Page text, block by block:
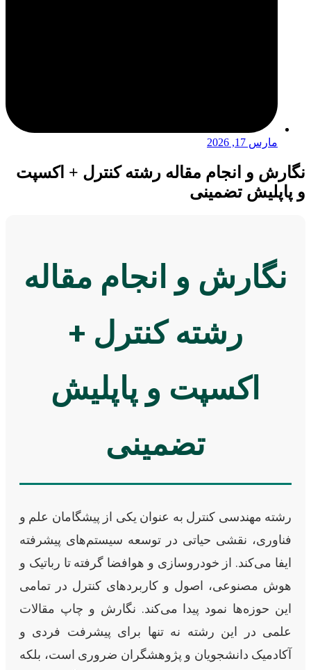
مارس 17, 2026
نگارش و انجام مقاله رشته کنترل + اکسپت
و پاپلیش تضمینی
نگارش و انجام مقاله
رشته کنترل +
اکسپت و پاپلیش
تضمینی
رشته مهندسی کنترل به عنوان یکی از پیشگامان علم و
فناوری، نقشی حیاتی در توسعه سیستم‌های پیشرفته
ایفا می‌کند. از خودروسازی و هوافضا گرفته تا رباتیک و
هوش مصنوعی، اصول و کاربردهای کنترل در تمامی
این حوزه‌ها نمود پیدا می‌کند. نگارش و چاپ مقالات
علمی در این رشته نه تنها برای پیشرفت فردی و
آکادمیک دانشجویان و پژوهشگران ضروری است، بلکه